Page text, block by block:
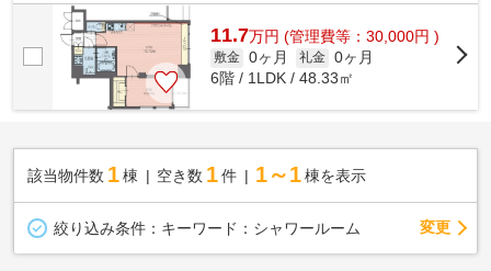
ットカードで初期費用をお支払いいた...
11.7万円 (管理費等：30,000円 )
敷金 0ヶ月 礼金 0ヶ月
6階 / 1LDK / 48.33㎡
該当物件数 1棟 空き数 1 件 1～1 棟を表示
絞り込み条件： キーワード：シャワールーム 変更